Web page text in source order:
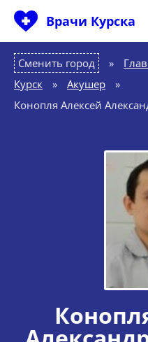
Врачи Курска
Сменить город
Курск
» Акушер
»
Конопля Алексей